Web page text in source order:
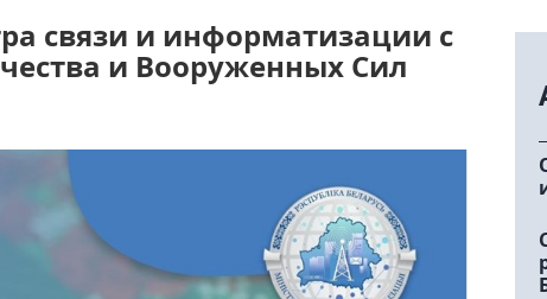
связи и информатизации с
и Вооруженных Сил